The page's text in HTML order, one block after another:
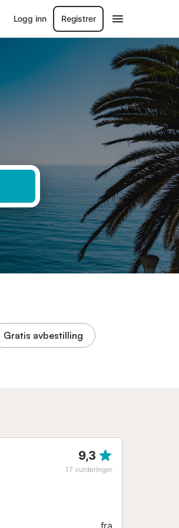
Logg inn Registrer
Gratis avbestilling
9,3
17 vurderinger
fra